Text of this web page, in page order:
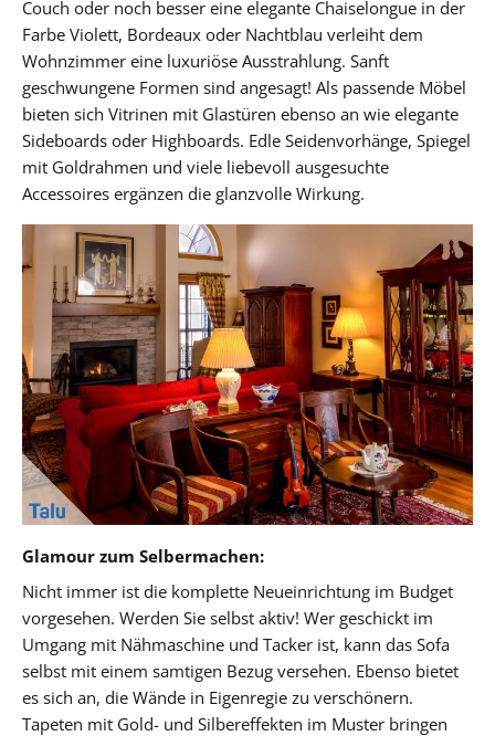
Couch oder noch besser eine elegante Chaiselongue in der
Farbe Violett, Bordeaux oder Nachtblau verleiht dem
Wohnzimmer eine luxuriöse Ausstrahlung. Sanft
geschwungene Formen sind angesagt! Als passende Möbel
bieten sich Vitrinen mit Glastüren ebenso an wie elegante
Sideboards oder Highboards. Edle Seidenvorhänge, Spiegel
mit Goldrahmen und viele liebevoll ausgesuchte
Accessoires ergänzen die glanzvolle Wirkung.
Glamour zum Selbermachen:
Nicht immer ist die komplette Neueinrichtung im Budget
vorgesehen. Werden Sie selbst aktiv! Wer geschickt im
Umgang mit Nähmaschine und Tacker ist, kann das Sofa
selbst mit einem samtigen Bezug versehen. Ebenso bietet
es sich an, die Wände in Eigenregie zu verschönern.
Tapeten mit Gold- und Silbereffekten im Muster bringen